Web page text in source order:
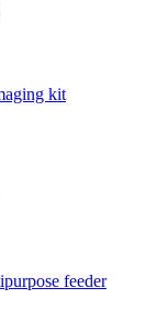
kit
feeder